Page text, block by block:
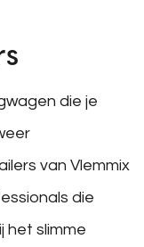
die je
van Vlemmix
die
het slimme